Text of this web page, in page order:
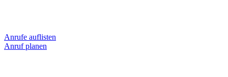
Anrufe auflisten
Anruf planen